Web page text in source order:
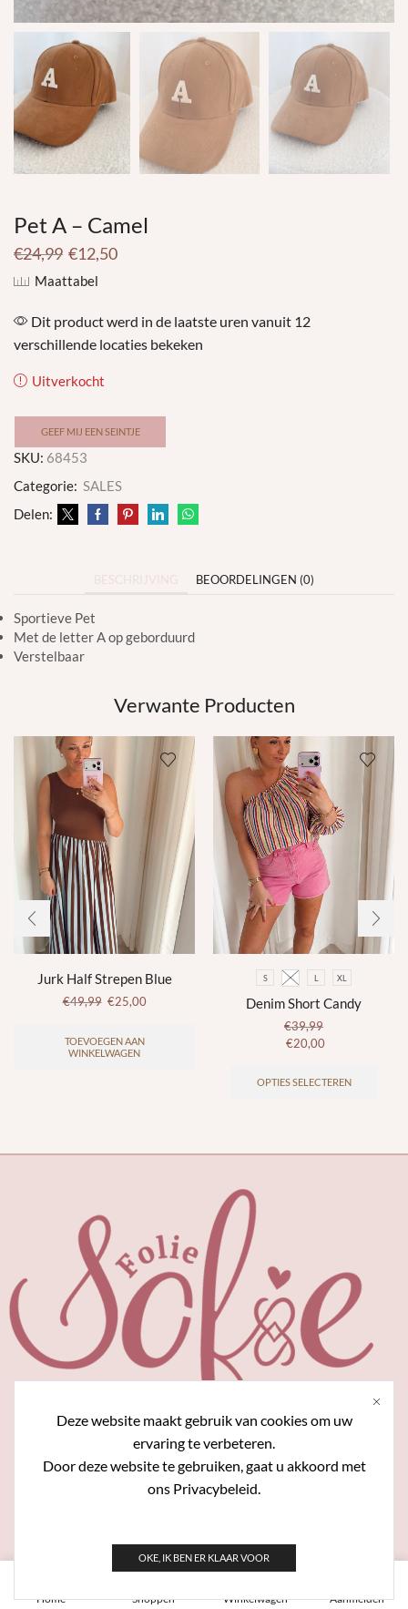
Pet A – Camel
€24,99 €12,50
Maattabel
Dit product werd in de laatste uren vanuit 12
verschillende locaties bekeken
Uitverkocht
GEEF MIJ EEN SEINTJE
SKU: 68453
Categorie: SALES
Delen:
BEOORDELINGEN (0)
Sportieve Pet
Met de letter A op geborduurd
Verstelbaar
Verwante Producten
Jurk Half Strepen Blue
€49,99 €25,00
TOEVOEGEN AAN
WINKELWAGEN
S M L XL
Denim Short Candy
€39,99
€20,00
OPTIES SELECTEREN
Algemene voorwaarden Nieuwsbrief
Copyright © 2024 FolieSofie. Website door
Home Shoppen
0
Winkelwagen Aanmelden
Deze website maakt gebruik van cookies om uw
ervaring te verbeteren.
Door deze website te gebruiken, gaat u akkoord met
ons Privacybeleid.
OKE, IK BEN ER KLAAR VOOR